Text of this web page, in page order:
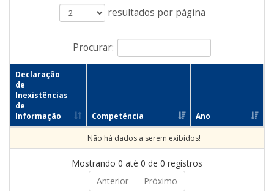
resultados por página
Procurar:
Declaração
de
Inexistências
de
Informação
Competência Ano
Não há dados a serem exibidos!
Mostrando 0 até 0 de 0 registros
Anterior
Próximo